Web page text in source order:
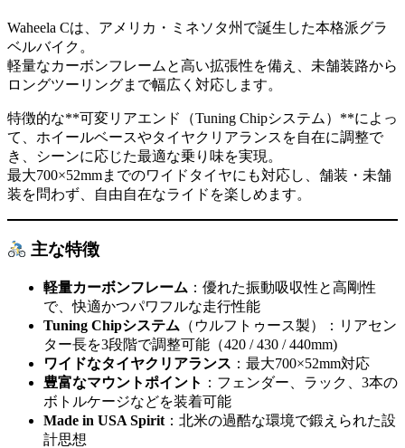
Waheela Cは、アメリカ・ミネソタ州で誕生した本格派グラ
ベルバイク。
軽量なカーボンフレームと高い拡張性を備え、未舗装路から
ロングツーリングまで幅広く対応します。
特徴的な**可変リアエンド（Tuning Chipシステム）**によっ
て、ホイールベースやタイヤクリアランスを自在に調整で
き、シーンに応じた最適な乗り味を実現。
最大700×52mmまでのワイドタイヤにも対応し、舗装・未舗
装を問わず、自由自在なライドを楽しめます。
主な特徴
軽量カーボンフレーム ：優れた振動吸収性と高剛性
で、快適かつパワフルな走行性能
Tuning Chipシステム （ウルフトゥース製）：リアセン
ター長を3段階で調整可能（420 / 430 / 440mm)
ワイドなタイヤクリアランス ：最大700×52mm対応
豊富なマウントポイント ：フェンダー、ラック、3本の
ボトルケージなどを装着可能
Made in USA Spirit ：北米の過酷な環境で鍛えられた設
計思想